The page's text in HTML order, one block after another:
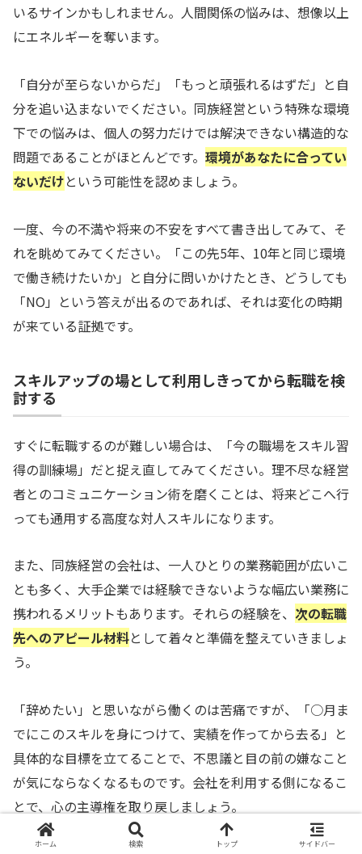
いるサインかもしれません。人間関係の悩みは、想像以上
にエネルギーを奪います。
「自分が至らないからだ」「もっと頑張れるはずだ」と自
分を追い込まないでください。同族経営という特殊な環境
下での悩みは、個人の努力だけでは解決できない構造的な
問題であることがほとんどです。 環境があなたに合ってい
ないだけという可能性を認めましょう。
一度、今の不満や将来の不安をすべて書き出してみて、そ
れを眺めてみてください。「この先5年、10年と同じ環境
で働き続けたいか」と自分に問いかけたとき、どうしても
「NO」という答えが出るのであれば、それは変化の時期
が来ている証拠です。
スキルアップの場として利用しきってから転職を検
討する
すぐに転職するのが難しい場合は、「今の職場をスキル習
得の訓練場」だと捉え直してみてください。理不尽な経営
者とのコミュニケーション術を磨くことは、将来どこへ行
っても通用する高度な対人スキルになります。
また、同族経営の会社は、一人ひとりの業務範囲が広いこ
とも多く、大手企業では経験できないような幅広い業務に
携われるメリットもあります。それらの経験を、 次の転職
先へのアピール材料として着々と準備を整えていきましょ
う。
「辞めたい」と思いながら働くのは苦痛ですが、「○月ま
でにこのスキルを身につけて、実績を作ってから去る」と
具体的な目標を立てることで、不思議と目の前の嫌なこと
が気にならなくなるものです。会社を利用する側になるこ
とで、心の主導権を取り戻しましょう。
ホーム 検索 トップ サイドバー